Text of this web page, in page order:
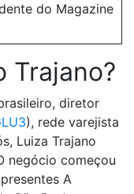
do Magazine
Trajano?
diretor
), rede varejista
Luiza Trajano
negócio começou
A